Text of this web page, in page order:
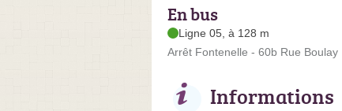
En bus
Ligne 05, à 128 m
Arrêt Fontenelle - 60b Rue Boulay
Informations